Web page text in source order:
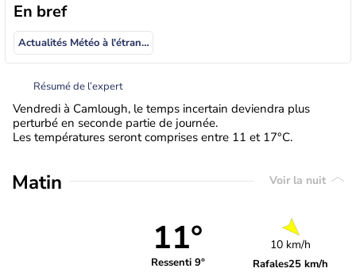
En bref
Actualités Météo à l'étranger
Résumé de l’expert
Vendredi à Camlough, le temps incertain deviendra plus
perturbé en seconde partie de journée.
Les températures seront comprises entre 11 et 17°C.
Matin Voir la nuit
11°
Ressenti 9°
10 km/h
Rafales25 km/h